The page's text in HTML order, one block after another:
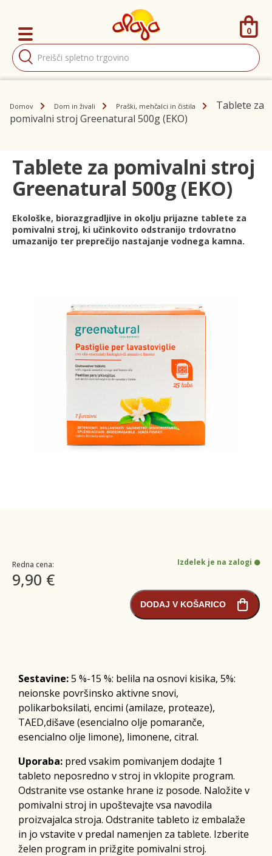
Products
search
0
Domov Dom in živali Praški, mehčalci in čistila
Tablete za
pomivalni stroj Greenatural 500g (EKO)
Tablete za pomivalni stroj
Greenatural 500g (EKO)
Ekološke, biorazgradljive in okolju prijazne tablete za
pomivalni stroj, ki učinkovito odstranijo trdovratno
umazanijo ter preprečijo nastajanje vodnega kamna.
Redna cena:
9,90 €
Izdelek je na zalogi
DODAJ V KOŠARICO
Sestavine:5 %-15 %: belila na osnovi kisika, 5%:
neionske površinsko aktivne snovi,
polikarboksilati, encimi (amilaze, proteaze),
TAED,dišave (esencialno olje pomaranče,
esencialno olje limone), limonene, citral.
Uporaba: pred vsakim pomivanjem dodajte 1
tableto neposredno v stroj in vklopite program.
Odstranite vse ostanke hrane iz posode. Naložite v
pomivalni stroj in upoštevajte vsa navodila
proizvajalca stroja. Odstranite tableto iz embalaže
in jo vstavite v predal namenjen za tablete. Izberite
želen program in prižgite pomivalni stroj.